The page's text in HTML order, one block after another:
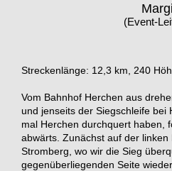
(Event-
Streckenlänge: 12,3 km, 240
Vom Bahnhof Herchen aus
und jenseits der Siegschleife bei
mal Herchen durchquert haben,
abwärts. Zunächst auf der linken
Stromberg, wo wir die Sieg
gegenüberliegenden Seite